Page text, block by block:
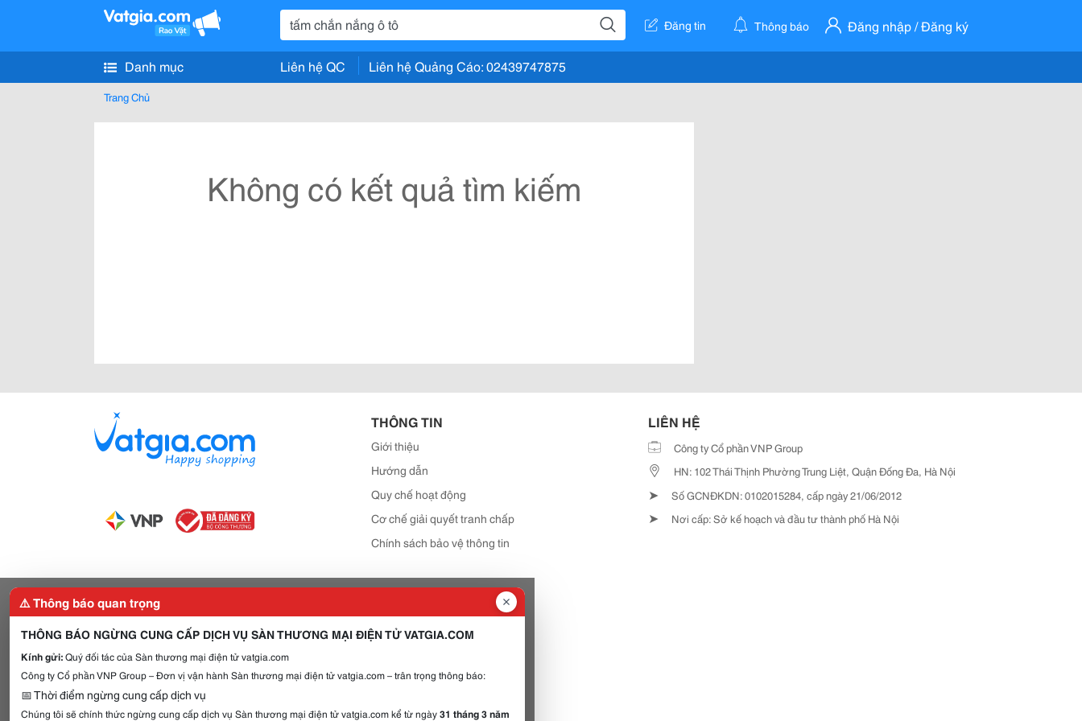
Đăng tin Thông báo Đăng nhập / Đăng ký
Danh mục Liên hệ QC Liên hệ Quảng Cáo: 02439747875
Trang Chủ
Không có kết quả tìm kiếm
THÔNG TIN
Giới thiệu
Hướng dẫn
Quy chế hoạt động
Cơ chế giải quyết tranh chấp
Chính sách bảo vệ thông tin
LIÊN HỆ
Công ty Cổ phần VNP Group
HN: 102 Thái Thịnh Phường Trung Liệt, Quận Đống Đa, Hà Nội
➤ Số GCNĐKDN: 0102015284, cấp ngày 21/06/2012
➤ Nơi cấp: Sở kế hoạch và đầu tư thành phố Hà Nội
⚠️ Thông báo quan trọng
THÔNG BÁO NGỪNG CUNG CẤP DỊCH VỤ SÀN THƯƠNG MẠI ĐIỆN TỬ VATGIA.COM
Kính gửi:Quý đối tác của Sàn thương mại điện tử vatgia.com
Công ty Cổ phần VNP Group – Đơn vị vận hành Sàn thương mại điện tử vatgia.com – trân trọng thông báo:
📅 Thời điểm ngừng cung cấp dịch vụ
Chúng tôi sẽ chính thức ngừng cung cấp dịch vụ Sàn thương mại điện tử vatgia.com kể từ ngày31 tháng 3 năm